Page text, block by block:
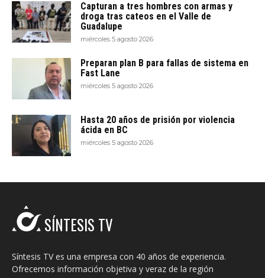
Capturan a tres hombres con armas y
droga tras cateos en el Valle de
Guadalupe
miércoles 5 agosto 2026
Preparan plan B para fallas de sistema en
Fast Lane
miércoles 5 agosto 2026
Hasta 20 años de prisión por violencia
ácida en BC
miércoles 5 agosto 2026
SÍNTESIS TV
Síntesis TV es una empresa con 40 años de experiencia.
Ofrecemos información objetiva y veraz de la región